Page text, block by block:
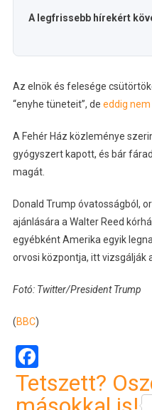
A legfrissebb hírekért
Az elnök és felesége
“enyhe tüneteit”, de eddig
A Fehér Ház közleménye
gyógyszert kapott, és bár
magát.
Donald Trump óvatosságból,
ajánlására a Walter Reed
egyébként Amerika egyik
orvosi központja, itt vizsgálják
Fotó: Twitter/President Trump
(BBC)
Facebook
Tetszett?